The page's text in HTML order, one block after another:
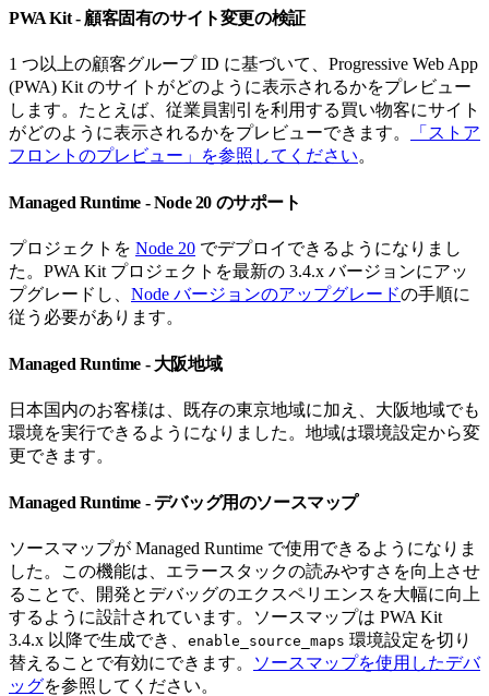
PWA Kit - 顧客固有のサイト変更の検証
1 つ以上の顧客グループ ID に基づいて、Progressive Web App
(PWA) Kit のサイトがどのように表示されるかをプレビュー
します。たとえば、従業員割引を利用する買い物客にサイト
がどのように表示されるかをプレビューできます。
「ストア
フロントのプレビュー」を参照してください。
Managed Runtime - Node 20 のサポート
プロジェクトを Node 20 でデプロイできるようになりまし
た。PWA Kit プロジェクトを最新の 3.4.x バージョンにアッ
プグレードし、 Node バージョンのアップグレードの手順に
従う必要があります。
Managed Runtime - 大阪地域
日本国内のお客様は、既存の東京地域に加え、大阪地域でも
環境を実行できるようになりました。地域は環境設定から変
更できます。
Managed Runtime - デバッグ用のソースマップ
ソースマップが Managed Runtime で使用できるようになりま
した。この機能は、エラースタックの読みやすさを向上させ
ることで、開発とデバッグのエクスペリエンスを大幅に向上
するように設計されています。ソースマップは PWA Kit
3.4.x 以降で生成でき、 enable_source_maps 環境設定を切り
替えることで有効にできます。
ソースマップを使用したデバ
ッグを参照してください。